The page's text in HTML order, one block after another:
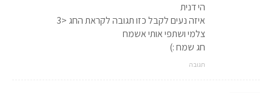
הי דנית
איזה נעים לקבל כזו תגובה לקראת החג <3
צלמי ושתפי אותי אשמח
חג שמח :)
תגובה